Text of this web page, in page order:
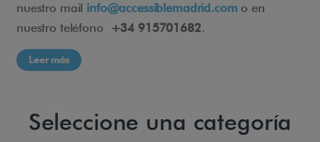
nuestro mail info@accessiblemadrid.com o en
nuestro teléfono
+34 915701682.
Leer más
Seleccione una categoría